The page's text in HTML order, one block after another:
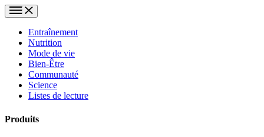
Entraînement
Nutrition
Mode de vie
Bien-Être
Communauté
Science
Listes de lecture
Produits